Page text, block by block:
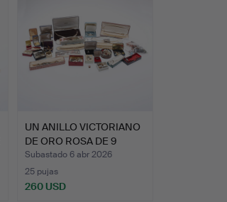
UN ANILLO VICTORIANO
DE ORO ROSA DE 9
QUIL…
Subastado 6 abr 2026
25 pujas
260 USD